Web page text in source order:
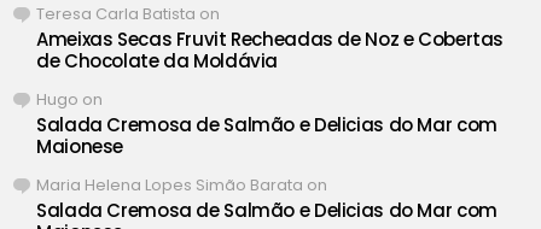
Teresa Carla Batista on
Ameixas Secas Fruvit Recheadas de Noz e Cobertas
de Chocolate da Moldávia
Hugo on
Salada Cremosa de Salmão e Delicias do Mar com
Maionese
Maria Helena Lopes Simão Barata on
Salada Cremosa de Salmão e Delicias do Mar com